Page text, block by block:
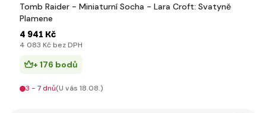
Tomb Raider - Miniaturní Socha - Lara Croft: Svatyně
Plamene
4 941 Kč
4 083 Kč bez DPH
+ 176 bodů
3 - 7 dnů(U vás 18.08.)